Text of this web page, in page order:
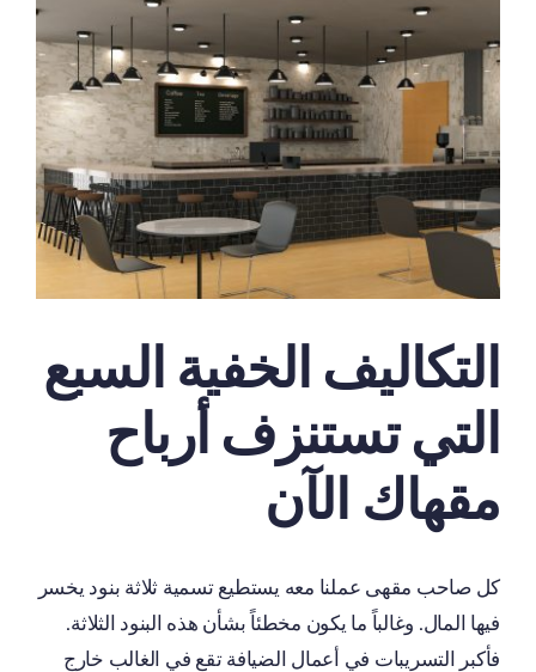
Larger
Image
التكاليف الخفية السبع
التي تستنزف أرباح
مقهاك الآن
كل صاحب مقهى عملنا معه يستطيع تسمية ثلاثة بنود يخسر
فيها المال. وغالباً ما يكون مخطئاً بشأن هذه البنود الثلاثة.
فأكبر التسريبات في أعمال الضيافة تقع في الغالب خارج